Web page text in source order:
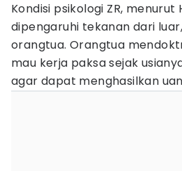
Kondisi psikologi ZR, menurut
dipengaruhi tekanan dari
orangtua. Orangtua
mau kerja paksa sejak
agar dapat menghasilkan